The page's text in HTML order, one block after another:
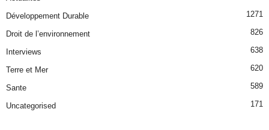
Développement Durable 1271
Droit de l’environnement 826
Interviews 638
Terre et Mer 620
Sante 589
Uncategorised 171